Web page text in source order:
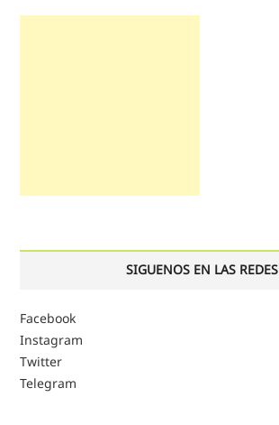
SIGUENOS EN LAS REDES
Facebook
Instagram
Twitter
Telegram